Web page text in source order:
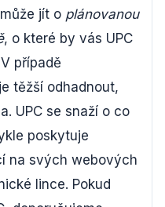
jít o plánovanou
, o které by vás UPC
případě
těžší odhadnout,
UPC se snaží o co
poskytuje
na svých webových
lince. Pokud